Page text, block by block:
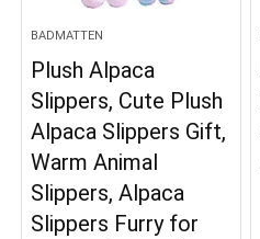
BADMATTEN
Plush Alpaca
Slippers, Cute Plush
Alpaca Slippers Gift,
Warm Animal
Slippers, Alpaca
Slippers Furry for